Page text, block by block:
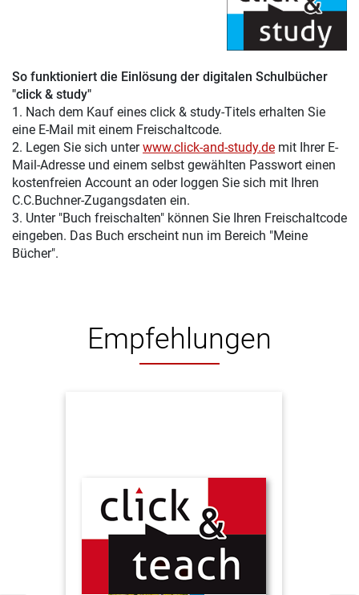
So funktioniert die Einlösung der digitalen Schulbücher
"click & study"
1. Nach dem Kauf eines click & study-Titels erhalten Sie
eine E-Mail mit einem Freischaltcode.
2. Legen Sie sich unterwww.click-and-study.de mit Ihrer E-
Mail-Adresse und einem selbst gewählten Passwort einen
kostenfreien Account an oder loggen Sie sich mit Ihren
C.C.Buchner-Zugangsdaten ein.
3. Unter "Buch freischalten" können Sie Ihren Freischaltcode
eingeben. Das Buch erscheint nun im Bereich "Meine
Bücher".
Empfehlungen